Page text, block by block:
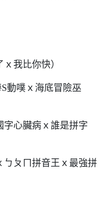
我比你快）
動噗ｘ海底冒險巫
心臟病ｘ誰是拼字
ㄆㄇ拼音王ｘ最強拼